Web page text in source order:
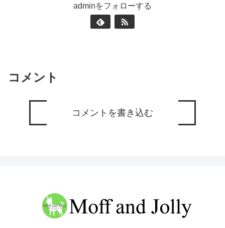
adminをフォローする
コメント
コメントを書き込む